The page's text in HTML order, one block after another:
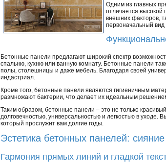
Одним из главных
отличается высокой
внешних факторов,
первоначальный вид
Бетонные панели предлагают широкий спектр
спальню, кухню или ванную комнату. Бетонные панели
полы, столешницы и даже мебель. Благодаря своей
индастриал.
Кроме того, бетонные панели являются гигиеничным
размножают бактерии, что делает их идеальным
Таким образом, бетонные панели – это не только
долговечностью, универсальностью и легкостью в
который прослужит вам долгие годы.
Эстетика бетонных панелей:
Гармония прямых линий и гладкой